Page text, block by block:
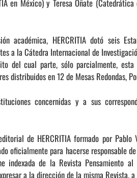
en México) y Teresa Oñate
académica, HERCRITIA dotó seis
a la Cátedra Internacional de
del cual parte, sólo parcialmente,
distribuidos en 12 de Mesas Redondas,
concernidas y a sus
de HERCRITIA formado por Pablo
oficialmente para hacerse responsable
indexada de la Revista Pensamiento
a la dirección de la misma Revista,